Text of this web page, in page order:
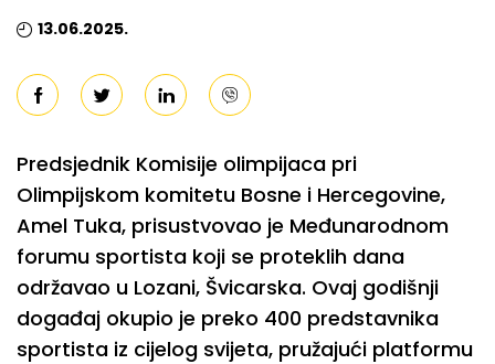
13.06.2025.
Predsjednik Komisije olimpijaca pri
Olimpijskom komitetu Bosne i Hercegovine,
Amel Tuka, prisustvovao je Međunarodnom
forumu sportista koji se proteklih dana
održavao u Lozani, Švicarska. Ovaj godišnji
događaj okupio je preko 400 predstavnika
sportista iz cijelog svijeta, pružajući platformu